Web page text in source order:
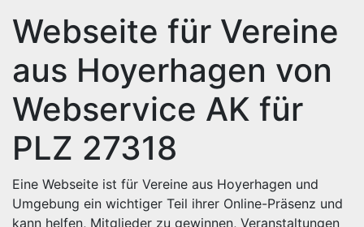
Webseite für Vereine
aus Hoyerhagen von
Webservice AK für
PLZ 27318
Eine Webseite ist für Vereine aus Hoyerhagen und
Umgebung ein wichtiger Teil ihrer Online-Präsenz und
kann helfen, Mitglieder zu gewinnen, Veranstaltungen